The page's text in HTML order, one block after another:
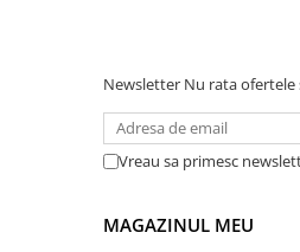
Newsletter Nu rata
Vreau sa primesc
MAGAZINUL MEU